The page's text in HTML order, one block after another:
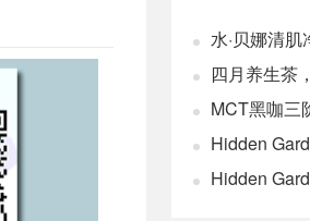
水·贝娜清
四月养生茶
MCT黑咖三
速燃体
Hidden
Hidden